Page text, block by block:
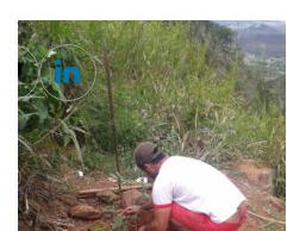
Twitter
Linkedin